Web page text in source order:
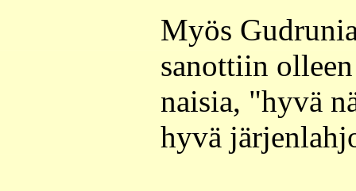
Myös
sanottiin
naisia, "hyvä
hyvä